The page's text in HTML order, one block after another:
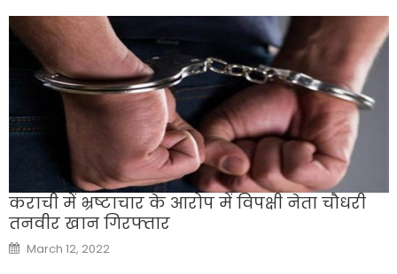
कराची में भ्रष्टाचार के आरोप में विपक्षी नेता चौधरी
तनवीर खान गिरफ्तार
Posted
on
March 12, 2022